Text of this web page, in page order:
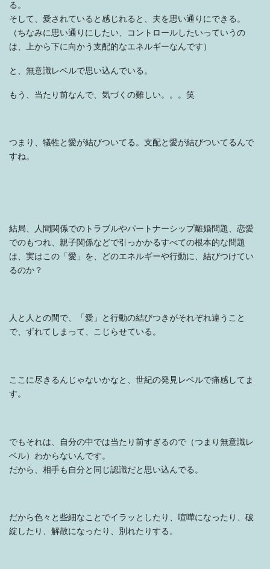
る。
そして、愛されていると感じれると、夫を思い通りにできる。
（ちなみに思い通りにしたい、コントロールしたいっていうの
は、上から下に向かう支配的なエネルギーなんです）
と、無意識レベルで思い込んでいる。
もう、当たり前なんで、気づくの難しい。。。笑
つまり、犠牲と愛が結びついてる。支配と愛が結びついてるんで
すね。
結局、人間関係でのトラブルやパートナーシップ離婚問題、恋愛
でのもつれ、親子関係などで引っかかるすべての根本的な問題
は、実はこの「愛」を、どのエネルギーや行動に、結びつけてい
るのか？
人と人との間で、「愛」と行動の結びつきがそれぞれ違うこと
で、ずれてしまって、こじらせている。
ここに尽きるんじゃないかなと、世紀の発見レベルで痛感してま
す。
でもそれは、自分の中では当たり前すぎるので（つまり無意識レ
ベル）わからないんです。
だから、相手も自分と同じ認識だと思い込んでる。
だから色々と些細なことでイラッとしたり、喧嘩になったり、破
綻したり、解散になったり、別れたりする。